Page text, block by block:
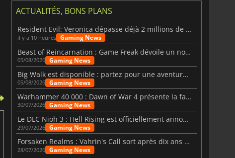
ACTUALITÉS, BONS PLANS
Resident Evil: Veronica dépasse déjà 2 millions de wishlists
il y a 10 heures Gaming News
Beast of Reincarnation : Game Freak dévoile un nouveau pari
05/08/2026 Gaming News
Big Walk est disponible : partez pour une aventure entre amis
05/08/2026 Gaming News
Warhammer 40 000 : Dawn of War 4 présente la faction des Nécrons
30/07/2026 Gaming News
Le DLC Nioh 3 : Hell Rising est officiellement annoncé
29/07/2026 Gaming News
Forsaken Realms : Vahrin's Call sort après dix ans de développement
28/07/2026 Gaming News